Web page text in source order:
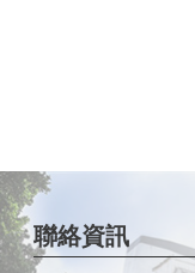
聯絡資訊